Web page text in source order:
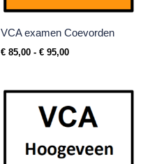
VCA examen Coevorden
€ 85,00 - € 95,00
Prijsklasse:
€ 85,00
tot
€ 95,00